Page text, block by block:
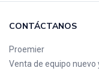
CONTÁCTANOS
Proemier
Venta de equipo